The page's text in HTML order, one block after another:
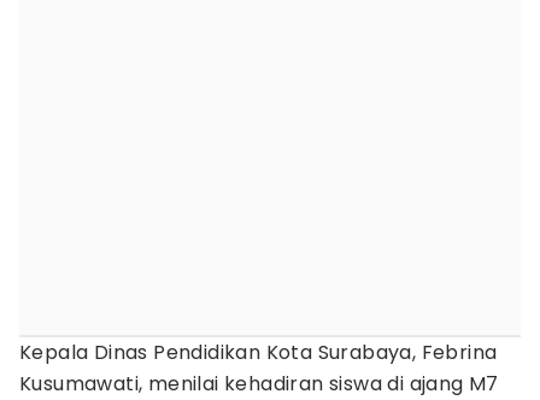
Kepala Dinas Pendidikan Kota Surabaya, Febrina
Kusumawati, menilai kehadiran siswa di ajang M7